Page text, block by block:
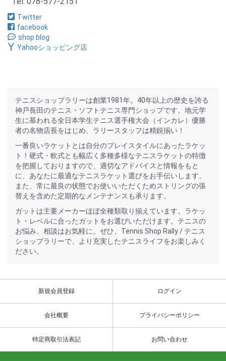
Twitter
facebook
shop blog
Yahooショッピング店
テニスショップラリーは創業1981年。40年以上の歴史を誇る
神戸長田のテニス・ソフトテニス専門ショップです。地元学
生に慕われる全日本学生テニス選手権大会（インカレ）優勝
者の名物店長をはじめ、ラリースタッフは精鋭揃い！
一番良いラケットとは自分のプレイスタイルにあったラケッ
ト！硬式・軟式とも幅広く多種多様なテニスラケットの特徴
を把握しておりますので、適切なアドバイスと情報をもと
に、あなたに最適なテニスラケット選びをお手伝いします。
また、常に最良の状態でお使いいただくためストリングの張
替えを含めた定期的なメンテナンスも承ります。
ガットは主要メーカーほぼ全種類取り揃えています。ラケッ
ト・レベルに合ったガットをお選びいただけます。テニスの
お悩み、相談はお気軽に。ぜひ、Tennis Shop Rally / テニス
ショップラリーで、より充実したテニスライフをお楽しみく
ださい。
新規会員登録 ログイン
会社概要 プライバシーポリシー
特定商取引法表記 お問い合わせ